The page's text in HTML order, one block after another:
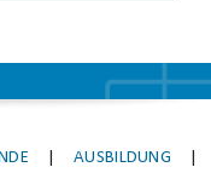
AUSBILDUNG